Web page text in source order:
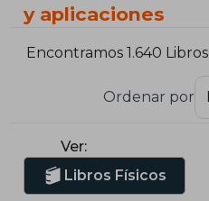
y aplicaciones
Encontramos 1.640 Libros
Ordenar por
Ver:
Libros Físicos